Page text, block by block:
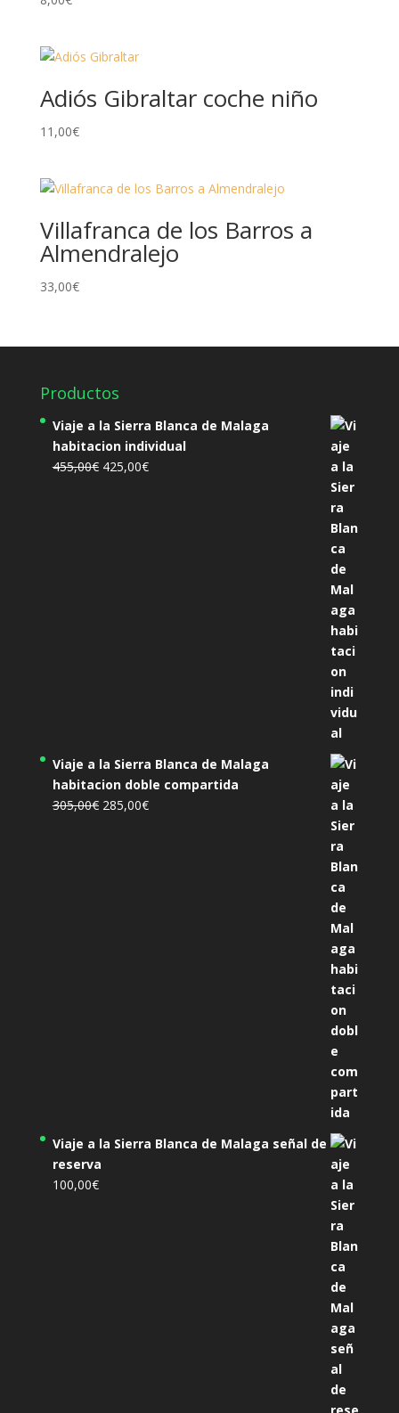
Adiós Gibraltar coche niño
11,00€
Villafranca de los Barros a
Almendralejo
33,00€
Productos
Viaje a la Sierra Blanca de Malaga
habitacion individual
455,00€ El
425,00€El
Viaje a la Sierra Blanca de Malaga
habitacion doble compartida
305,00€ El
285,00€El
Viaje a la Sierra Blanca de Malaga señal de
reserva
100,00€